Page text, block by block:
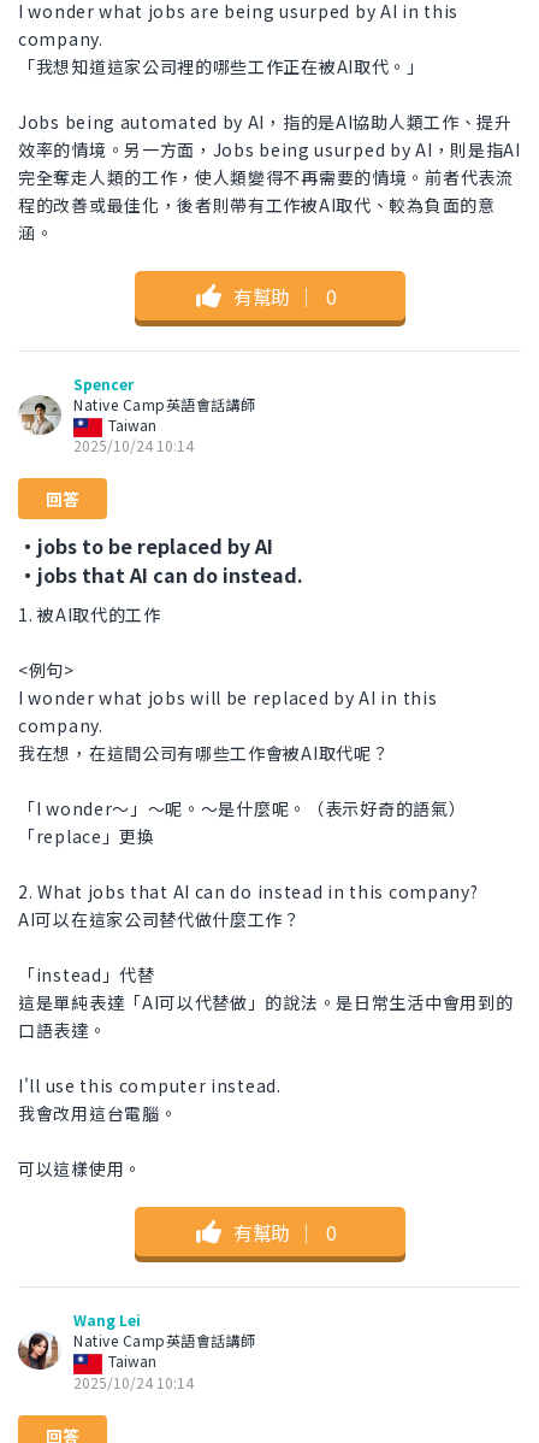
I wonder what jobs are being usurped by AI in this
company.
「我想知道這家公司裡的哪些工作正在被AI取代。」
Jobs being automated by AI，指的是AI協助人類工作、提升
效率的情境。另一方面，Jobs being usurped by AI，則是指AI
完全奪走人類的工作，使人類變得不再需要的情境。前者代表流
程的改善或最佳化，後者則帶有工作被AI取代、較為負面的意
涵。
有幫助 ｜ 0
Spencer
Native Camp英語會話講師
Taiwan
2025/10/24 10:14
回答
・jobs to be replaced by AI
・jobs that AI can do instead.
1. 被AI取代的工作
<例句>
I wonder what jobs will be replaced by AI in this
company.
我在想，在這間公司有哪些工作會被AI取代呢？
「I wonder～」～呢。～是什麼呢。（表示好奇的語氣）
「replace」更換
2. What jobs that AI can do instead in this company?
AI可以在這家公司替代做什麼工作？
「instead」代替
這是單純表達「AI可以代替做」的說法。是日常生活中會用到的
口語表達。
I'll use this computer instead.
我會改用這台電腦。
可以這樣使用。
有幫助 ｜ 0
Wang Lei
Native Camp英語會話講師
Taiwan
2025/10/24 10:14
回答